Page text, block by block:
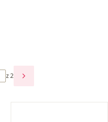
z 2
NASTĘPNE PRODUKTY